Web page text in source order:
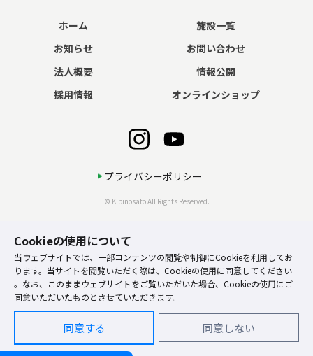
ホーム
施設一覧
お知らせ
お問い合わせ
法人概要
情報公開
採用情報
オンラインショップ
プライバシーポリシー
© Kibinosato All Rights Reserved.
Cookieの使用について
当ウェブサイトでは、一部コンテンツの閲覧や制御にCookieを利用してお
ります。当サイトを閲覧いただく際は、Cookieの使用に同意してください
。なお、このままウェブサイトをご覧いただいた場合、Cookieの使用にご
同意いただいたものとさせていただきます。
同意する 同意しない